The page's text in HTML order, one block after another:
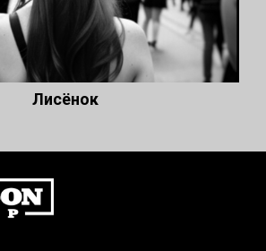
Лисёнок